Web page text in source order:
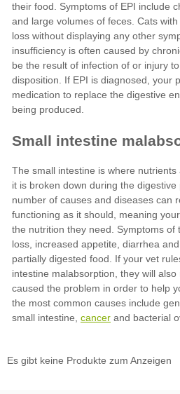
cancer
Es gibt keine Produkte zum Anzeigen